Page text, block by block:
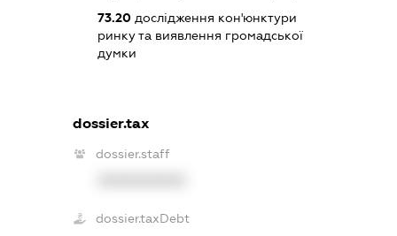
73.20дослідження кон'юнктури
ринку та виявлення громадської
думки
dossier.tax
dossier.staff
dossier.taxDebt